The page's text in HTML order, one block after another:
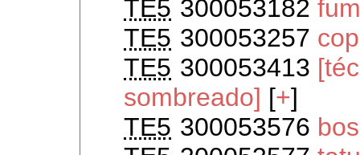
TE5 300053182
TE5 300053257
TE5 300053413
sombreado] [+]
TE5 300053576